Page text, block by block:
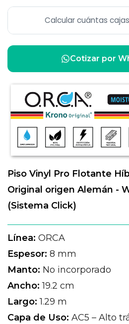
Calcular cuántas
Cotizar por
Piso Vinyl Pro Flotante
Original origen Alemán -
(Sistema Click)
Línea: ORCA
Espesor: 8 mm
Manto: No incorporado
Ancho: 19.2 cm
Largo: 1.29 m
Capa de Uso: AC5 – Alto